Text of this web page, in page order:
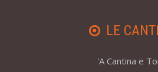
LE
'A Cantina e